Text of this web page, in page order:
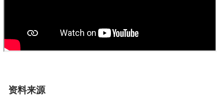
资料来源